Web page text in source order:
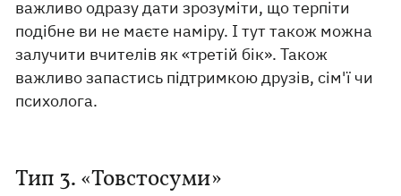
важливо одразу дати зрозуміти, що терпіти
подібне ви не маєте наміру. І тут також можна
залучити вчителів як «третій бік». Також
важливо запастись підтримкою друзів, сім'ї чи
психолога.
Тип 3. «Товстосуми»